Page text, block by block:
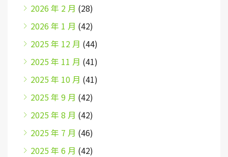
2026 年 2 月 (28)
2026 年 1 月 (42)
2025 年 12 月 (44)
2025 年 11 月 (41)
2025 年 10 月 (41)
2025 年 9 月 (42)
2025 年 8 月 (42)
2025 年 7 月 (46)
2025 年 6 月 (42)